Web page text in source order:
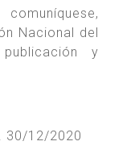
Nacional del
y
30/12/2020